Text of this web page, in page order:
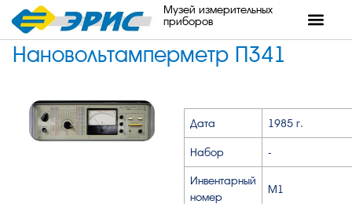
Музей измерительных
приборов
Нановольтамперметр П341
Дата 1985 г.
Набор -
Инвентарный
номер
М1